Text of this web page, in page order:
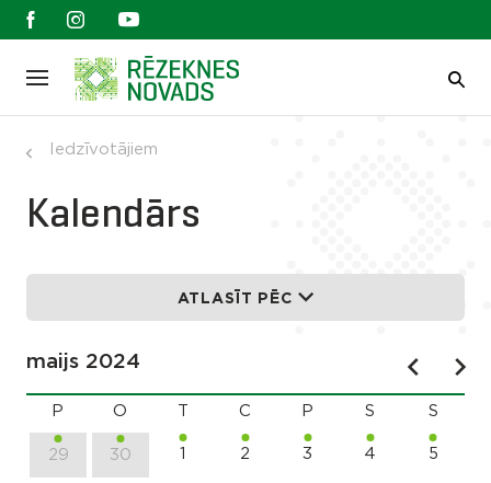
Iedzīvotājiem
Kalendārs
ATLASĪT PĒC
maijs 2024
P O C P S S
29 30 1 2 3 4 5